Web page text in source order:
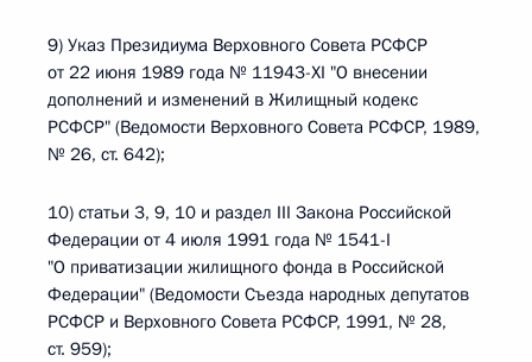
9) Указ Президиума Верховного Совета РСФСР
от 22 июня 1989 года № 11943-XI "О внесении
дополнений и изменений в Жилищный кодекс
РСФСР" (Ведомости Верховного Совета РСФСР, 1989,
№ 26, ст. 642);
10) статьи 3, 9, 10 и раздел III Закона Российской
Федерации от 4 июля 1991 года № 1541-I
"О приватизации жилищного фонда в Российской
Федерации" (Ведомости Съезда народных депутатов
РСФСР и Верховного Совета РСФСР, 1991, № 28,
ст. 959);